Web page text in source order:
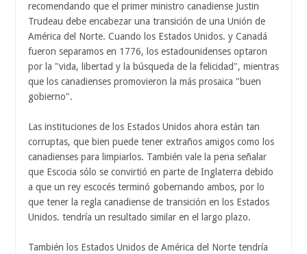
recomendando que el primer ministro canadiense Justin
Trudeau debe encabezar una transición de una Unión de
América del Norte. Cuando los Estados Unidos. y Canadá
fueron separamos en 1776, los estadounidenses optaron
por la "vida, libertad y la búsqueda de la felicidad", mientras
que los canadienses promovieron la más prosaica "buen
gobierno".
Las instituciones de los Estados Unidos ahora están tan
corruptas, que bien puede tener extraños amigos como los
canadienses para limpiarlos. También vale la pena señalar
que Escocia sólo se convirtió en parte de Inglaterra debido
a que un rey escocés terminó gobernando ambos, por lo
que tener la regla canadiense de transición en los Estados
Unidos. tendría un resultado similar en el largo plazo.
También los Estados Unidos de América del Norte tendría